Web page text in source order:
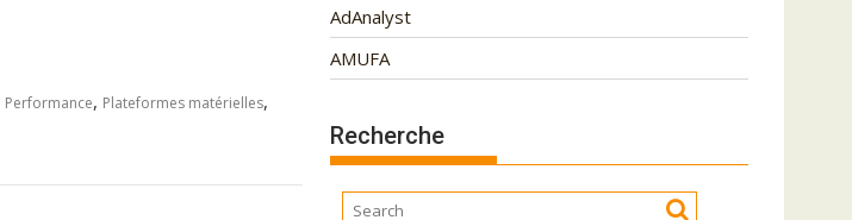
Performance, Plateformes matérielles,
AdAnalyst
AMUFA
Recherche